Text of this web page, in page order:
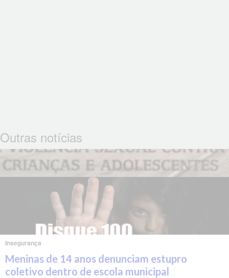
Outras notícias
Insegurança
Meninas de 14 anos denunciam estupro
coletivo dentro de escola municipal